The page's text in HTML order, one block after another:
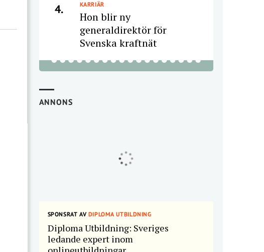
4. KARRIÄR
Hon blir ny
generaldirektör för
Svenska kraftnät
ANNONS
SPONSRAT AVDIPLOMA UTBILDNING
Diploma Utbildning: Sveriges
ledande expert inom